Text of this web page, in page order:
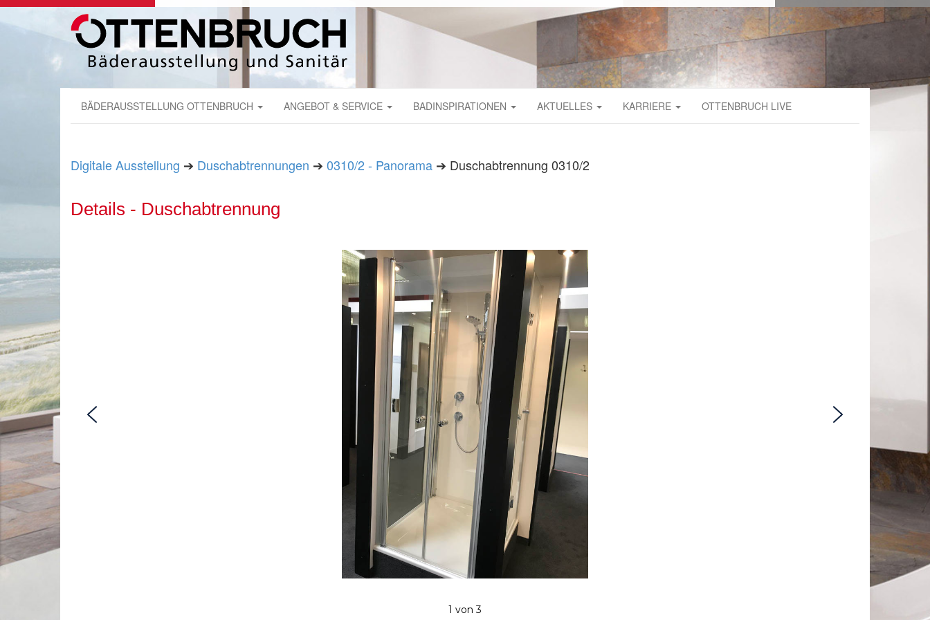
BÄDERAUSSTELLUNG OTTENBRUCH ANGEBOT & SERVICE BADINSPIRATIONEN AKTUELLES KARRIERE OTTENBRUCH LIVE
Digitale Ausstellung ➔ Duschabtrennungen ➔ 0310/2 - Panorama ➔ Duschabtrennung 0310/2
Details - Duschabtrennung
1 von 3